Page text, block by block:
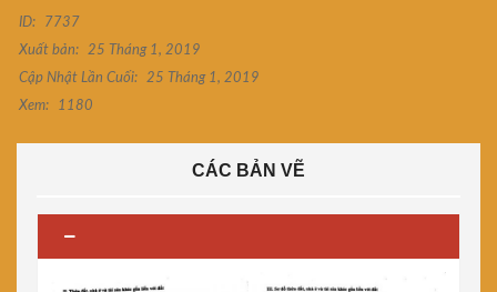
ID:
7737
Xuất bản:
25 Tháng 1, 2019
Cập Nhật Lần Cuối:
25 Tháng 1, 2019
Xem:
1180
CÁC BẢN VẼ